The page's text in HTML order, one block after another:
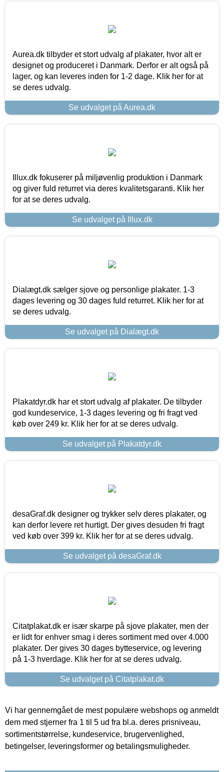
Aurea.dk tilbyder et stort udvalg af plakater, hvor alt er
designet og produceret i Danmark. Derfor er alt også på
lager, og kan leveres inden for 1-2 dage. Klik her for at
se deres udvalg.
Se udvalget på Aurea.dk
Illux.dk fokuserer på miljøvenlig produktion i Danmark
og giver fuld returret via deres kvalitetsgaranti. Klik her
for at se deres udvalg.
Se udvalget på Illux.dk
Dialægt.dk sælger sjove og personlige plakater. 1-3
dages levering og 30 dages fuld returret. Klik her for at
se deres udvalg.
Se udvalget på Dialægt.dk
Plakatdyr.dk har et stort udvalg af plakater. De tilbyder
god kundeservice, 1-3 dages levering og fri fragt ved
køb over 249 kr. Klik her for at se deres udvalg.
Se udvalget på Plakatdyr.dk
desaGraf.dk designer og trykker selv deres plakater, og
kan derfor levere ret hurtigt. Der gives desuden fri fragt
ved køb over 399 kr. Klik her for at se deres udvalg.
Se udvalget på desaGraf.dk
Citatplakat.dk er især skarpe på sjove plakater, men der
er lidt for enhver smag i deres sortiment med over 4.000
plakater. Der gives 30 dages bytteservice, og levering
på 1-3 hverdage. Klik her for at se deres udvalg.
Se udvalget på Citatplakat.dk
Vi har gennemgået de mest populære webshops og anmeldt
dem med stjerner fra 1 til 5 ud fra bl.a. deres prisniveau,
sortimentstørrelse, kundeservice, brugervenlighed,
betingelser, leveringsformer og betalingsmuligheder.